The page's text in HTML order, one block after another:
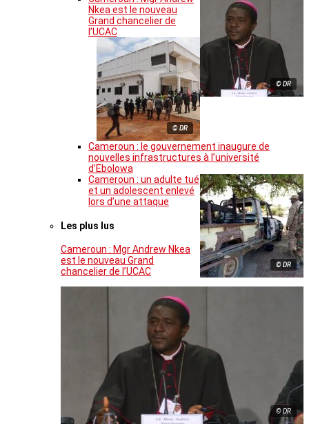
© DR
Nkea est le nouveau
Grand chancelier de
l’UCAC
© DR
Cameroun : le gouvernement inaugure de
nouvelles infrastructures à l’université
d’Ebolowa
© DR
Cameroun : un adulte tué
et un adolescent enlevé
lors d’une attaque
Les plus lus
Cameroun : Mgr Andrew Nkea
est le nouveau Grand
chancelier de l’UCAC
© DR